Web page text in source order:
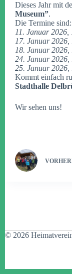
Dieses Jahr mit
Museum”.
Die Termine sind:
11. Januar
17. Januar
18. Januar
24. Januar
25. Januar
Kommt einfach
Stadthalle
Wir sehen uns!
© 2026